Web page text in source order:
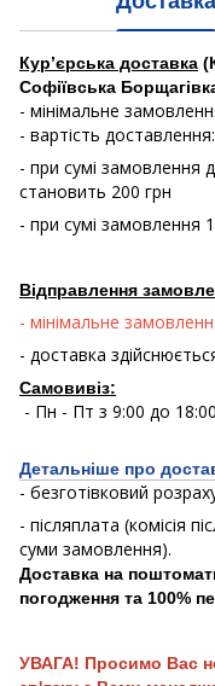
Кур’єрська доставка
Софіївська
- мінімальне
- вартість доставлення:
- при сумі замовлення
становить 200 грн
- при сумі замовлення
Відправлення
- мінімальне
- доставка
Самовивіз:
- Пн - Пт з 9:00 до 18:00
Детальніше про
- безготівковий
- післяплата (комісія
суми замовлення).
Доставка на
погодження та 100%
УВАГА! Просимо Вас